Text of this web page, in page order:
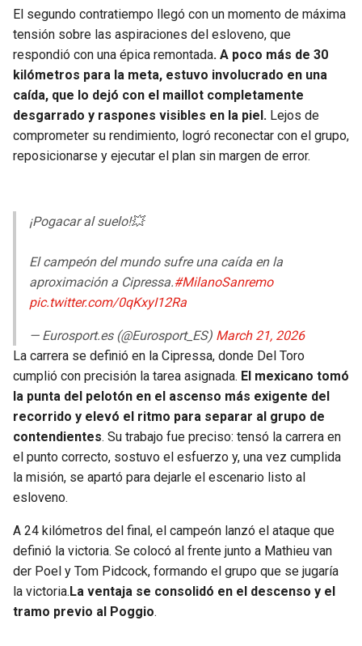
El segundo contratiempo llegó con un momento de máxima
tensión sobre las aspiraciones del esloveno, que
respondió con una épica remontada. A poco más de 30
kilómetros para la meta, estuvo involucrado en una
caída, que lo dejó con el maillot completamente
desgarrado y raspones visibles en la piel. Lejos de
comprometer su rendimiento, logró reconectar con el grupo,
reposicionarse y ejecutar el plan sin margen de error.
¡Pogacar al suelo!💥
El campeón del mundo sufre una caída en la
aproximación a Cipressa.#MilanoSanremo
pic.twitter.com/0qKxyI12Ra
— Eurosport.es (@Eurosport_ES) March 21, 2026
La carrera se definió en la Cipressa, donde Del Toro
cumplió con precisión la tarea asignada. El mexicano tomó
la punta del pelotón en el ascenso más exigente del
recorrido y elevó el ritmo para separar al grupo de
contendientes. Su trabajo fue preciso: tensó la carrera en
el punto correcto, sostuvo el esfuerzo y, una vez cumplida
la misión, se apartó para dejarle el escenario listo al
esloveno.
A 24 kilómetros del final, el campeón lanzó el ataque que
definió la victoria. Se colocó al frente junto a Mathieu van
der Poel y Tom Pidcock, formando el grupo que se jugaría
la victoria. La ventaja se consolidó en el descenso y el
tramo previo al Poggio.